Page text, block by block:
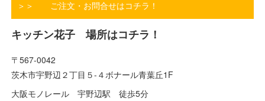
＞＞ ご注文・お問合せはコチラ！
キッチン花子 場所はコチラ！
〒567-0042
茨木市宇野辺２丁目５-４ボナール青葉丘1F
大阪モノレール 宇野辺駅 徒歩5分